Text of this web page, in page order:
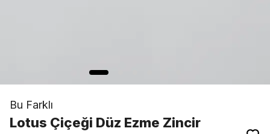
Bu Farklı
Lotus Çiçeği Düz Ezme Zincir